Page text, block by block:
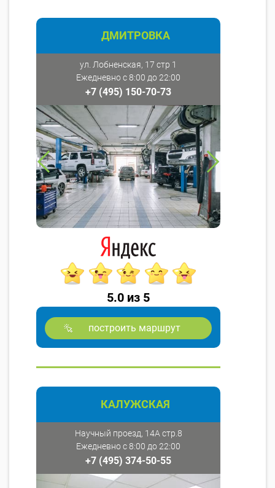
ДМИТРОВКА
ул. Лобненская, 17 стр 1
Ежедневно с 8:00 до 22:00
+7 (495) 150-70-73
5.0 из 5
построить маршрут
КАЛУЖСКАЯ
Научный проезд, 14А стр.8
Ежедневно с 8:00 до 22:00
+7 (495) 374-50-55